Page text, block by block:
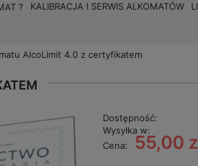
? KALIBRACJA I SERWIS ALKOMATÓW
AlcoLimit 4.0 z certyfikatem
Dostępność:
Wysyłka w:
Cena:
55,00